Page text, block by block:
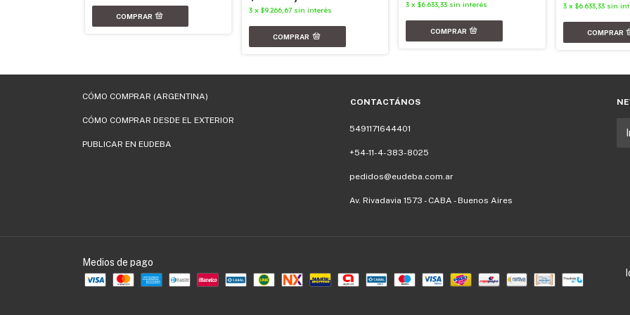
3 x$9.266,67 sin interés
3 x$6.633,33 sin interés 3 x $6.633,33 sin
CÓMO COMPRAR (ARGENTINA)
CÓMO COMPRAR DESDE EL EXTERIOR
PUBLICAR EN EUDEBA
CONTACTÁNOS
5491171644401
+54-11-4-383-8025
pedidos@eudeba.com.ar
Av. Rivadavia 1573 - CABA - Buenos Aires
Medios de pago